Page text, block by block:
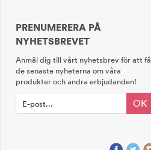
PRENUMERERA PÅ
NYHETSBREVET
Anmäl dig till vårt nyhetsbrev för att få
de senaste nyheterna om våra
produkter och andra erbjudanden!
OK